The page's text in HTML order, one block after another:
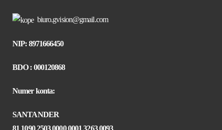
biuro.gvision@gmail.com
NIP: 8971666450
BDO : 000120868
Numer konta:
SANTANDER